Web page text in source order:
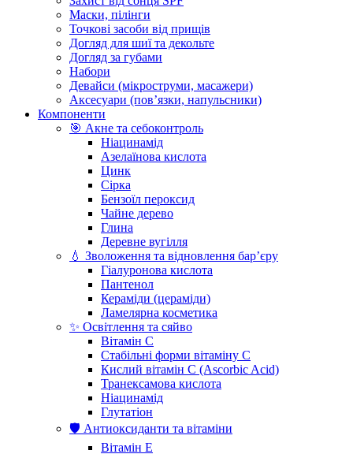
Маски, пілінги
Точкові засоби від прищів
Догляд для шиї та декольте
Догляд за губами
Набори
Девайси (мікроструми, масажери)
Аксесуари (повʼязки, напульсники)
Компоненти
🎯 Акне та себоконтроль
Ніацинамід
Азелаїнова кислота
Цинк
Сірка
Бензоїл пероксид
Чайне дерево
Глина
Деревне вугілля
💧 Зволоження та відновлення бар’єру
Гіалуронова кислота
Пантенол
Кераміди (цераміди)
Ламелярна косметика
✨ Освітлення та сяйво
Вітамін С
Стабільні форми вітаміну С
Кислий вітамін С (Ascorbic Acid)
Транексамова кислота
Ніацинамід
Глутатіон
🛡️ Антиоксиданти та вітаміни
Вітамін Е